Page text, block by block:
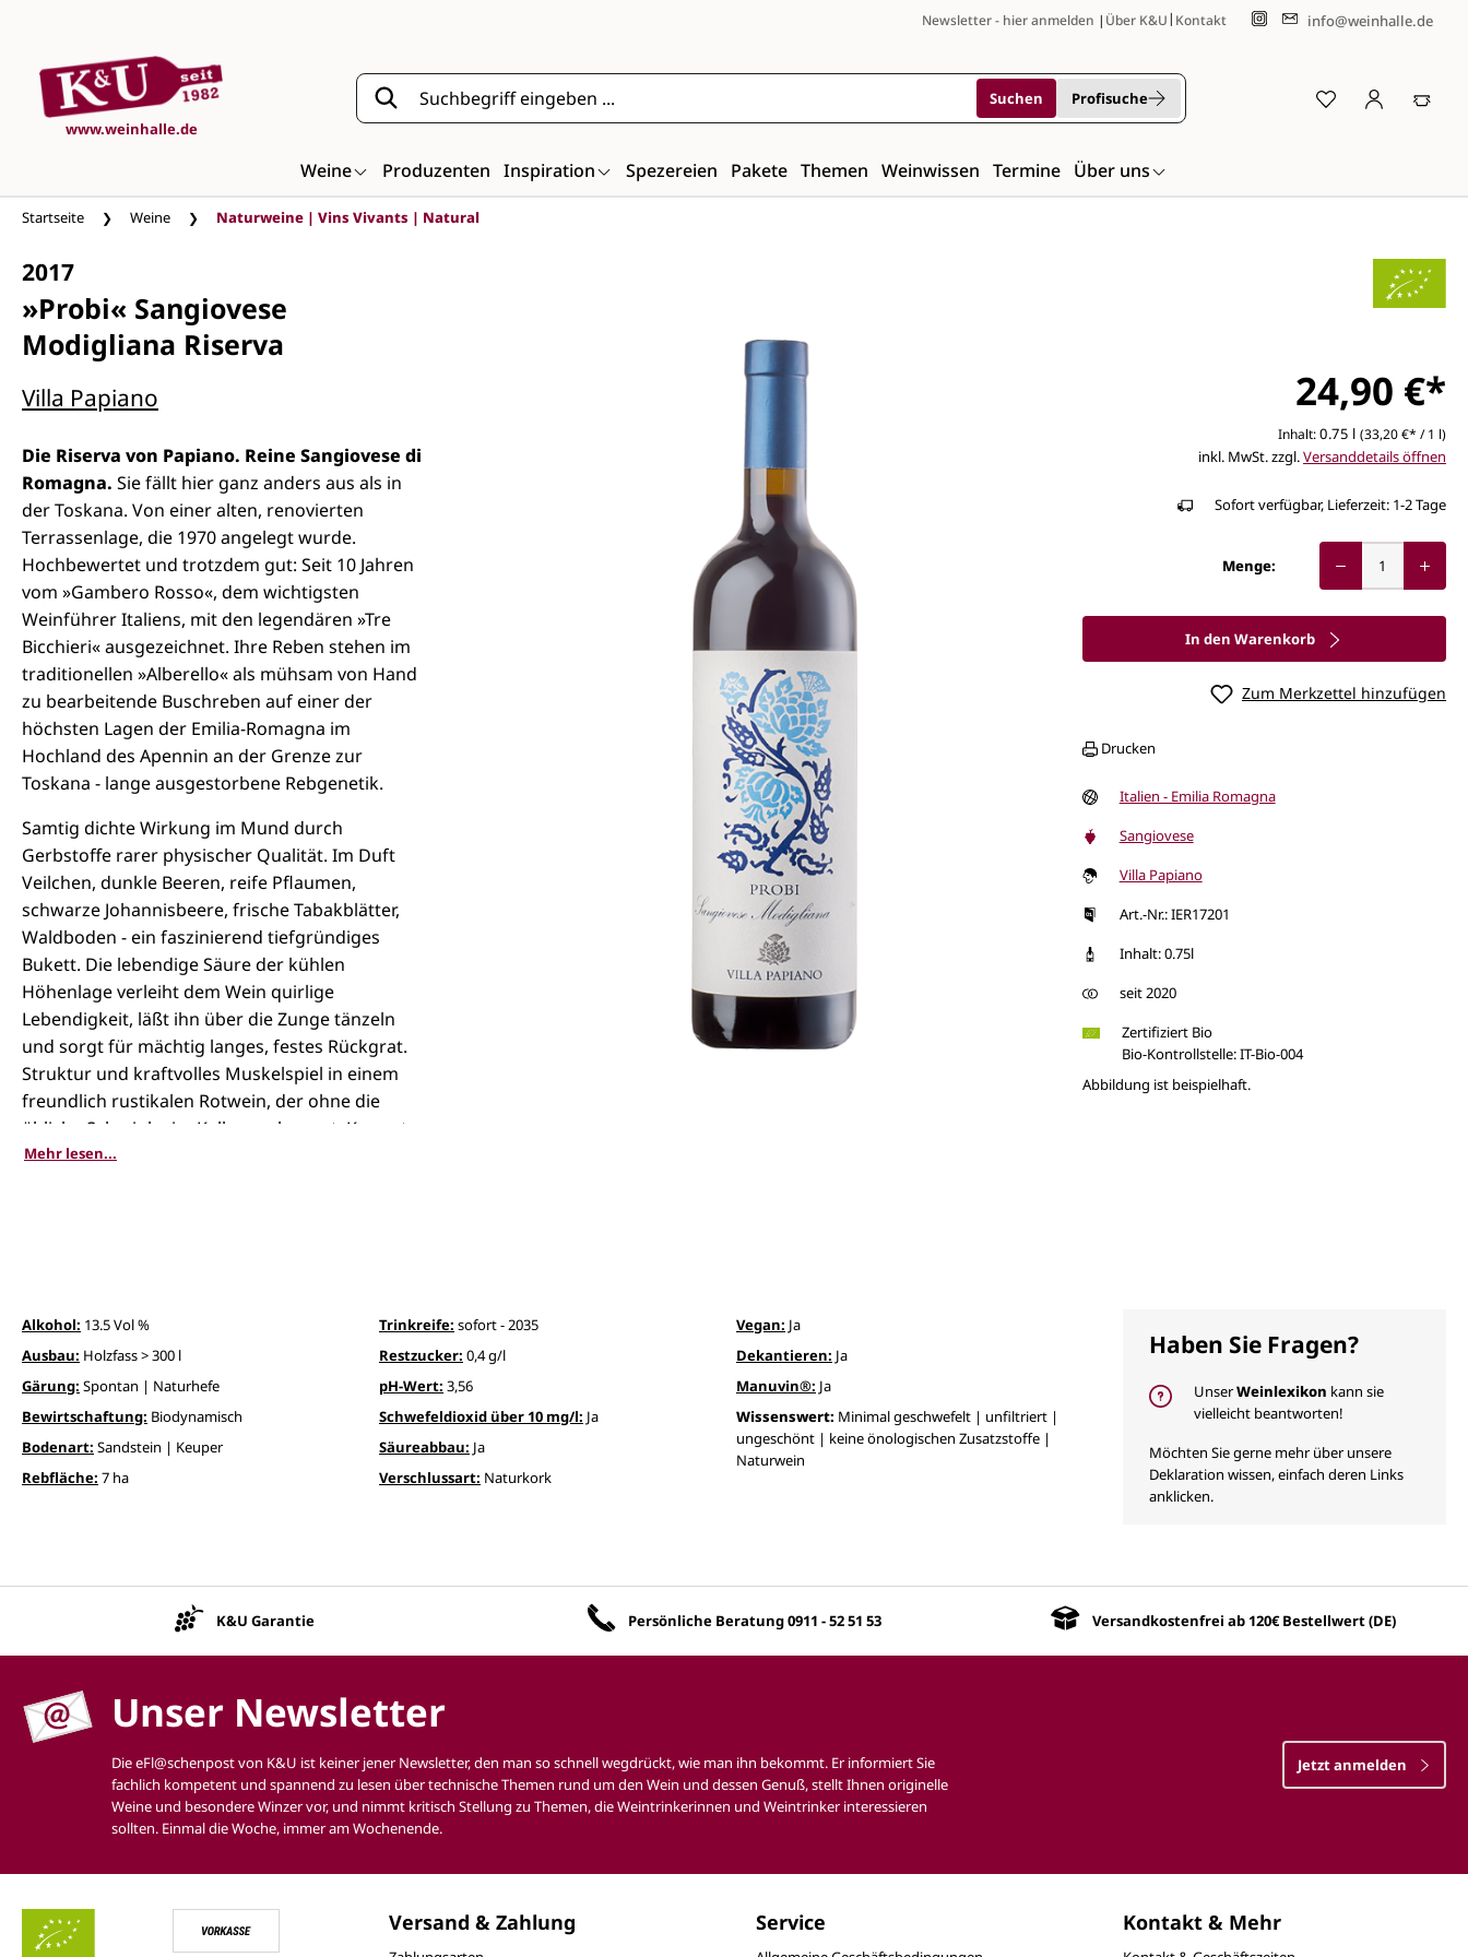
Newsletter - hier anmelden | Über K&U| Kontakt info@weinhalle.de
www.weinhalle.de
Suchen Profisuche
Weine Produzenten Inspiration Spezereien Pakete Themen Weinwissen Termine Über uns
Startseite Weine Naturweine | Vins Vivants | Natural
2017
»Probi« Sangiovese
Modigliana Riserva
Villa Papiano
Die Riserva von Papiano. Reine Sangiovese di
Romagna. Sie fällt hier ganz anders aus als in
der Toskana. Von einer alten, renovierten
Terrassenlage, die 1970 angelegt wurde.
Hochbewertet und trotzdem gut: Seit 10 Jahren
vom »Gambero Rosso«, dem wichtigsten
Weinführer Italiens, mit den legendären »Tre
Bicchieri« ausgezeichnet. Ihre Reben stehen im
traditionellen »Alberello« als mühsam von Hand
zu bearbeitende Buschreben auf einer der
höchsten Lagen der Emilia-Romagna im
Hochland des Apennin an der Grenze zur
Toskana - lange ausgestorbene Rebgenetik.
Samtig dichte Wirkung im Mund durch
Gerbstoffe rarer physischer Qualität. Im Duft
Veilchen, dunkle Beeren, reife Pflaumen,
schwarze Johannisbeere, frische Tabakblätter,
Waldboden - ein faszinierend tiefgründiges
Bukett. Die lebendige Säure der kühlen
Höhenlage verleiht dem Wein quirlige
Lebendigkeit, läßt ihn über die Zunge tänzeln
und sorgt für mächtig langes, festes Rückgrat.
Struktur und kraftvolles Muskelspiel in einem
freundlich rustikalen Rotwein, der ohne die
übliche Schminke im Keller auskommt. Kommt
mit Tomaten, Fett und Röstaromen vortrefflich
Mehr lesen...
24,90 €*
Inhalt:0.75 l (33,20 €* / 1 l)
inkl. MwSt. zzgl.Versanddetails öffnen
Sofort verfügbar, Lieferzeit: 1-2 Tage
Menge:
In den Warenkorb
Zum Merkzettel hinzufügen
Drucken
Italien - Emilia Romagna
Sangiovese
Villa Papiano
Art.-Nr.: IER17201
Inhalt: 0.75l
seit 2020
Zertifiziert Bio
Bio-Kontrollstelle: IT-Bio-004
Abbildung ist beispielhaft.
Alkohol: 13.5 Vol %
Ausbau: Holzfass > 300 l
Gärung: Spontan | Naturhefe
Bewirtschaftung: Biodynamisch
Bodenart: Sandstein | Keuper
Rebfläche: 7 ha
Trinkreife: sofort - 2035
Restzucker: 0,4 g/l
pH-Wert: 3,56
Schwefeldioxid über 10 mg/l: Ja
Säureabbau: Ja
Verschlussart: Naturkork
Vegan: Ja
Dekantieren: Ja
Manuvin®: Ja
Wissenswert: Minimal geschwefelt | unfiltriert |
ungeschönt | keine önologischen Zusatzstoffe |
Naturwein
Haben Sie Fragen?
UnserWeinlexikon kann sie
vielleicht beantworten!
Möchten Sie gerne mehr über unsere
Deklaration wissen, einfach deren Links
anklicken.
Unsere Vorteile
K&U Garantie Persönliche Beratung0911 - 52 51 53 Versandkostenfrei ab 120€ Bestellwert (DE)
Unser Newsletter
Die eFl@schenpost von K&U ist keiner jener Newsletter, den man so schnell wegdrückt, wie man ihn bekommt. Er informiert Sie
fachlich kompetent und spannend zu lesen über technische Themen rund um den Wein und dessen Genuß, stellt Ihnen originelle
Weine und besondere Winzer vor, und nimmt kritisch Stellung zu Themen, die Weintrinkerinnen und Weintrinker interessieren
sollten. Einmal die Woche, immer am Wochenende.
Jetzt anmelden
Versand & Zahlung Service Kontakt & Mehr